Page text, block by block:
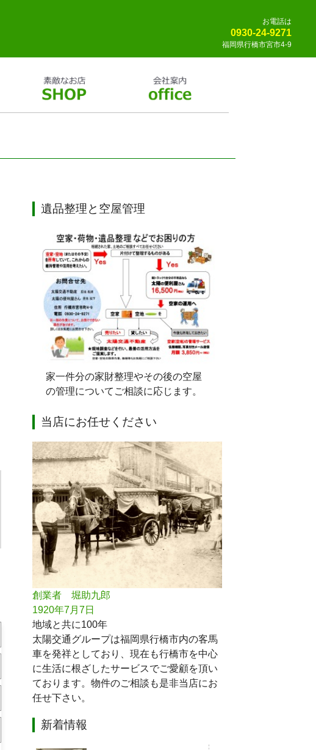
お電話は
0930-24-9271
福岡県行橋市宮市4-9
遺品整理と空屋管理
家一件分の家財整理やその後の空屋
の管理についてご相談に応じます。
当店にお任せください
創業者 堀助九郎
1920年7月7日
地域と共に100年
太陽交通グループは福岡県行橋市内の客馬
車を発祥としており、現在も行橋市を中心
に生活に根ざしたサービスでご愛顧を頂い
ております。物件のご相談も是非当店にお
任せ下さい。
新着情報